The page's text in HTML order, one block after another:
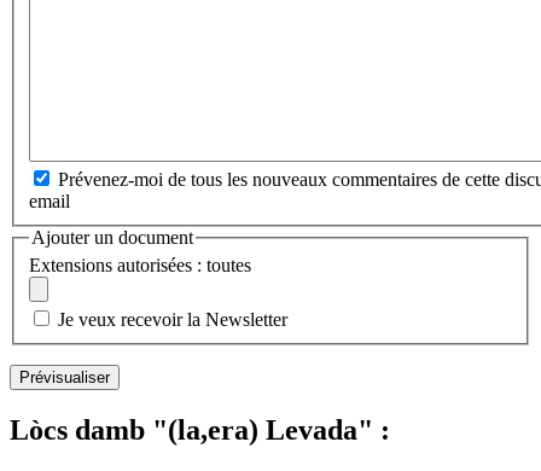
Prévenez-moi de tous les nouveaux commentaires de cette
email
Ajouter un document
Extensions autorisées : toutes
Je veux recevoir la Newsletter
Lòcs damb "(la,era) Levada" :